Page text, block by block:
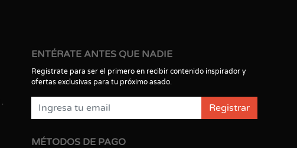
ENTÉRATE ANTES QUE NADIE
Regístrate para ser el primero en recibir contenido inspirador y
ofertas exclusivas para tu próximo asado.
Registrar
MÉTODOS DE PAGO